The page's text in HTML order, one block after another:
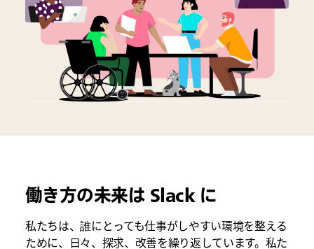
働き方の未来は Slack に
私たちは、誰にとっても仕事がしやすい環境を整える
ために、日々、探求、改善を繰り返しています。私た